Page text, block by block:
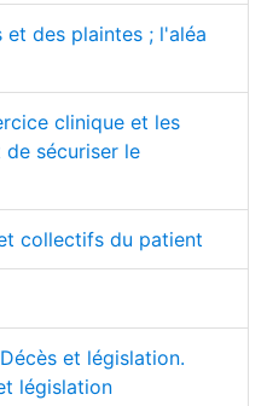
et des plaintes ; l'aléa
clinique et les
sécuriser le
collectifs du patient
et législation.
législation